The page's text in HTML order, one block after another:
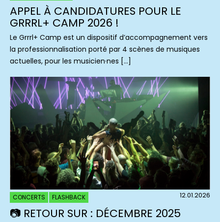
APPEL À CANDIDATURES POUR LE
GRRRL+ CAMP 2026 !
Le Grrrl+ Camp est un dispositif d’accompagnement vers
la professionnalisation porté par 4 scènes de musiques
actuelles, pour les musicien·nes […]
CONCERTS FLASHBACK 12.01.2026
📷 RETOUR SUR : DÉCEMBRE 2025